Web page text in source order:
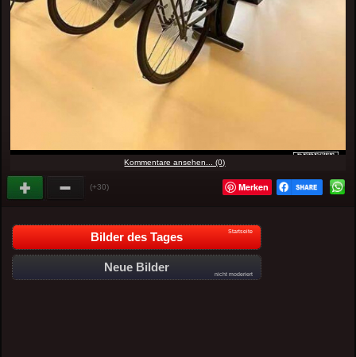
Kommentare ansehen... (0)
(+30) Merken
Bilder des Tages Startseite
Neue Bilder
nicht moderiert